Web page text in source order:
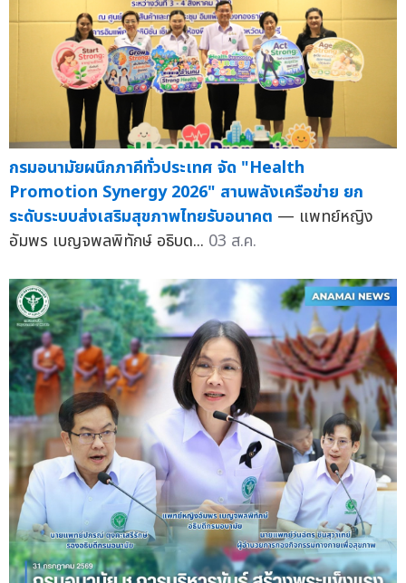
กรมอนามัยผนึกภาคีทั่วประเทศ จัด "Health
Promotion Synergy 2026" สานพลังเครือข่าย ยก
ระดับระบบส่งเสริมสุขภาพไทยรับอนาคต — แพทย์หญิง
อัมพร เบญจพลพิทักษ์ อธิบด... 03 ส.ค.